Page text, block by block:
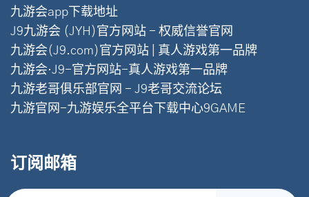
九游会app下载地址
J9九游会 (JYH)官方网站 - 权威信誉官网
九游会(J9.com)官方网站 | 真人游戏第一品牌
九游会·J9-官方网站-真人游戏第一品牌
九游老哥俱乐部官网 - J9老哥交流论坛
九游官网-九游娱乐全平台下载中心9GAME
订阅邮箱